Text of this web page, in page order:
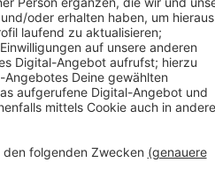
Samstagnachmittag (11.7.)
entgegengekommen und kurz
bremste der Radfahrer scharf
- schwebt aber nicht in
das Auto geben kann, soll sich